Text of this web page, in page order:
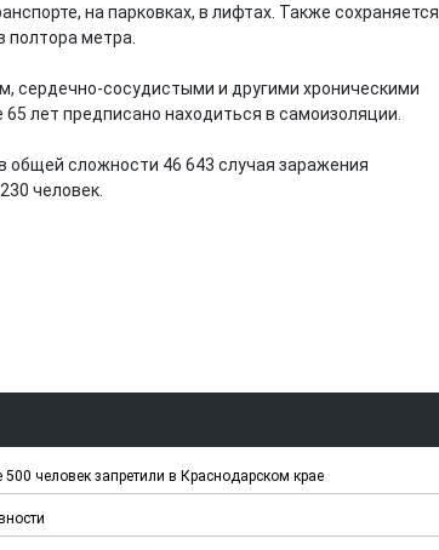
на парковках, в лифтах. Также сохраняется
метра.
сердечно-сосудистыми и другими хроническими
лет предписано находиться в самоизоляции.
сложности 46 643 случая заражения
человек.
человек запретили в Краснодарском крае